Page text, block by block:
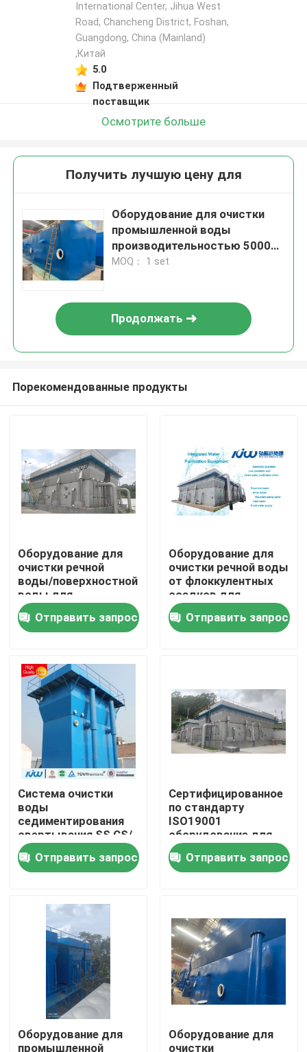
Продукты
О нас
Проверка качества
Свяжитесь мы
Новости
Случаи
промышленное оборудование очистки воды
Оборудование очистки воды обратного осмоза
International Center, Jihua West
Road, Chancheng District, Foshan,
Guangdong, China (Mainland)
,Китай
5.0
Подтверженный
поставщик
Осмотрите больше
Получить лучшую цену для
Оборудование для очистки
промышленной воды
производительностью 5000
тонн в сутки с сертификацией
MOQ： 1 set
Продолжать
Порекомендованные продукты
Оборудование для
очистки речной
воды/поверхностной
воды для
промышленной воды
с скоростью потока
250 литров в час и
ISO19001
Отправить запрос
Оборудование для
очистки речной воды
от флоккулентных
осадков для
сельских районов
Отправить запрос
Система очистки
воды
седиментирования
свертывания SS CS/
промышленная
интегрированная
Отправить запрос
Сертифицированное
по стандарту
ISO19001
оборудование для
очистки
промышленных вод
для
осаждения
флоккулентов
Отправить запрос
Оборудование для
промышленной
Оборудование для
очистки